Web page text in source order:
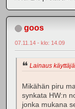
goos
07.11.14 - klo: 14.09
Lainaus
Mikähän piru
synkata HW:n
jonka mukana